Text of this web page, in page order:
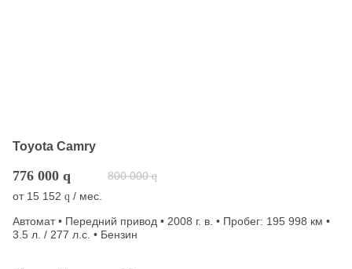
Toyota Camry
776 000 q 800 000 q
от 15 152 q / мес.
Автомат • Передний привод • 2008 г. в. • Пробег: 195 998 км •
3.5 л. / 277 л.с. • Бензин